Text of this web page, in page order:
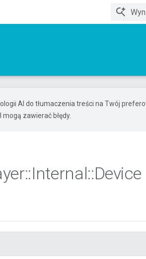
AI do tłumaczenia treści na Twój
zawierać błędy.
::Internal::Device